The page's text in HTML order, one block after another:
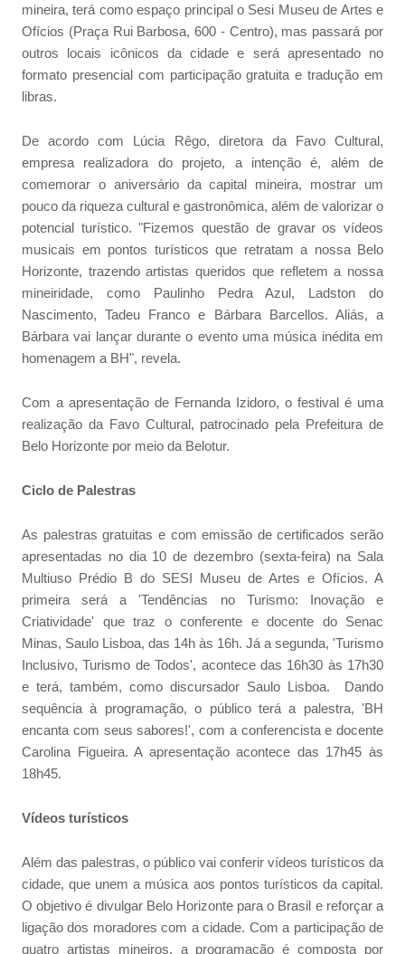
mineira, terá como espaço principal o Sesi Museu de Artes e
Ofícios (Praça Rui Barbosa, 600 - Centro), mas passará por
outros locais icônicos da cidade e será apresentado no
formato presencial com participação gratuita e tradução em
libras.
De acordo com Lúcia Rêgo, diretora da Favo Cultural,
empresa realizadora do projeto, a intenção é, além de
comemorar o aniversário da capital mineira, mostrar um
pouco da riqueza cultural e gastronômica, além de valorizar o
potencial turístico. "Fizemos questão de gravar os vídeos
musicais em pontos turísticos que retratam a nossa Belo
Horizonte, trazendo artistas queridos que refletem a nossa
mineiridade, como Paulinho Pedra Azul, Ladston do
Nascimento, Tadeu Franco e Bárbara Barcellos. Aliás, a
Bárbara vai lançar durante o evento uma música inédita em
homenagem a BH", revela.
Com a apresentação de Fernanda Izidoro, o festival é uma
realização da Favo Cultural, patrocinado pela Prefeitura de
Belo Horizonte por meio da Belotur.
Ciclo de Palestras
As palestras gratuitas e com emissão de certificados serão
apresentadas no dia 10 de dezembro (sexta-feira) na Sala
Multiuso Prédio B do SESI Museu de Artes e Ofícios. A
primeira será a 'Tendências no Turismo: Inovação e
Criatividade' que traz o conferente e docente do Senac
Minas, Saulo Lisboa, das 14h às 16h. Já a segunda, 'Turismo
Inclusivo, Turismo de Todos', acontece das 16h30 às 17h30
e terá, também, como discursador Saulo Lisboa. Dando
sequência à programação, o público terá a palestra, 'BH
encanta com seus sabores!', com a conferencista e docente
Carolina Figueira. A apresentação acontece das 17h45 às
18h45.
Vídeos turísticos
Além das palestras, o público vai conferir vídeos turísticos da
cidade, que unem a música aos pontos turísticos da capital.
O objetivo é divulgar Belo Horizonte para o Brasil e reforçar a
ligação dos moradores com a cidade. Com a participação de
quatro artistas mineiros, a programação é composta por